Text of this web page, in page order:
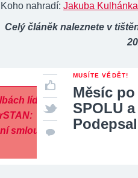
Koho nahradí: Jakuba Kulhánka
Celý článěk naleznete v
MUSÍTE VĚDĚT!
Měsíc
SPOLU